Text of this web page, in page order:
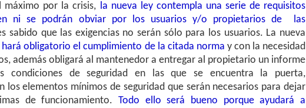
máximo por la crisis, la nueva ley contempla una serie de requisitos
ni se podrán obviar por los usuarios y/o propietarios de las
sabido que las exigencias no serán sólo para los usuarios. La nueva
hará obligatorio el cumplimiento de la citada norma y con la necesidad
además obligará al mantenedor a entregar al propietario un informe
condiciones de seguridad en las que se encuentra la puerta,
los elementos mínimos de seguridad que serán necesarios para dejar
de funcionamiento. Todo ello será bueno porque ayudará a